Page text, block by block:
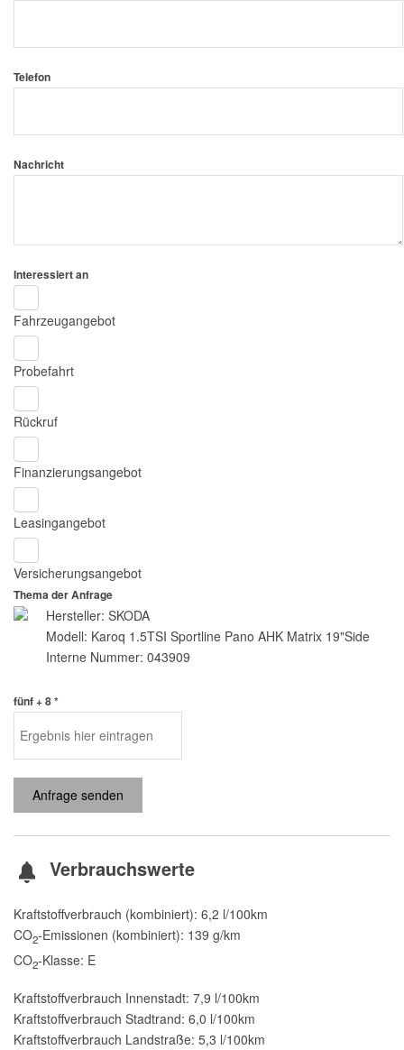
Telefon
Nachricht
Interessiert an
Fahrzeugangebot
Probefahrt
Rückruf
Finanzierungsangebot
Leasingangebot
Versicherungsangebot
Thema der Anfrage
Hersteller: SKODA
Modell: Karoq 1.5TSI Sportline Pano AHK Matrix 19"Side
Interne Nummer: 043909
fünf + 8 *
Anfrage senden
Verbrauchswerte
Kraftstoffverbrauch (kombiniert): 6,2 l/100km
CO2-Emissionen (kombiniert): 139 g/km
CO2-Klasse: E
Kraftstoffverbrauch Innenstadt: 7,9 l/100km
Kraftstoffverbrauch Stadtrand: 6,0 l/100km
Kraftstoffverbrauch Landstraße: 5,3 l/100km